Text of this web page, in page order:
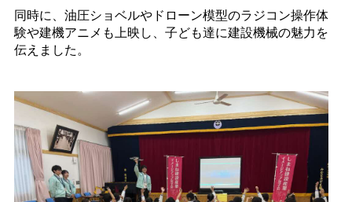
同時に、油圧ショベルやドローン模型のラジコン操作体
験や建機アニメも上映し、子ども達に建設機械の魅力を
伝えました。